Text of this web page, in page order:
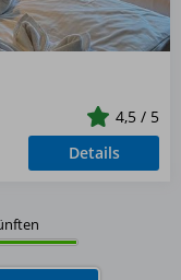
Waschmaschine
4,5 / 5
Details